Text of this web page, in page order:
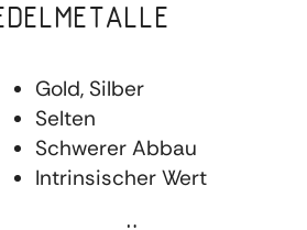
Gold, Silber
Selten
Schwerer Abbau
Intrinsischer Wert